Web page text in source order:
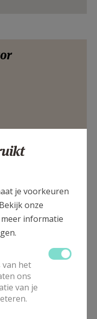
je voorkeuren
onze
informatie
van het
ons
van je